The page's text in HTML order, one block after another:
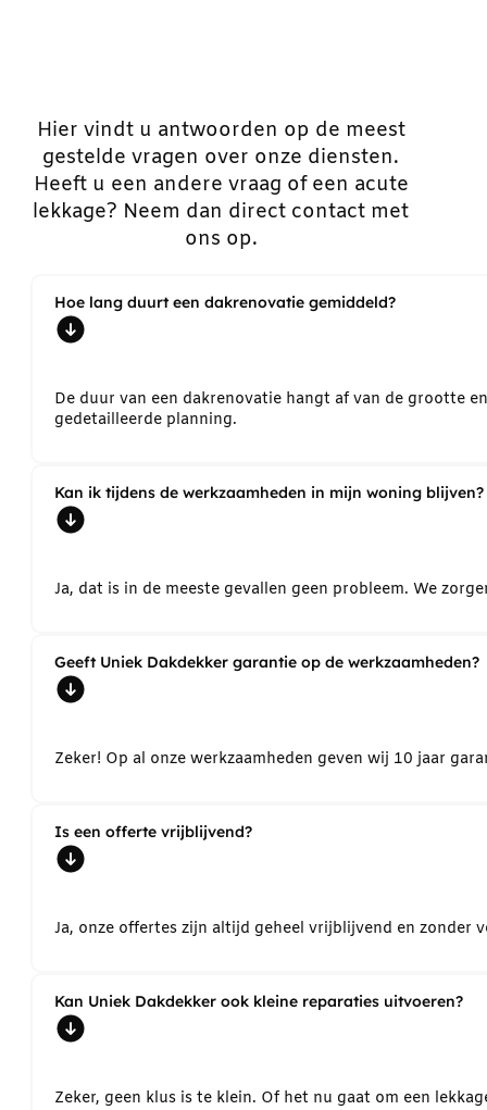
Hier vindt u antwoorden op de meest
gestelde vragen over onze diensten.
Heeft u een andere vraag of een acute
lekkage? Neem dan direct contact met
ons op.
Hoe lang duurt een dakrenovatie gemiddeld?
De duur van een dakrenovatie hangt af van de grootte
gedetailleerde planning.
Kan ik tijdens de werkzaamheden in mijn woning blijven?
Ja, dat is in de meeste gevallen geen probleem. We
Geeft Uniek Dakdekker garantie op de werkzaamheden?
Zeker! Op al onze werkzaamheden geven wij 10 jaar
Is een offerte vrijblijvend?
Ja, onze offertes zijn altijd geheel vrijblijvend en
Kan Uniek Dakdekker ook kleine reparaties uitvoeren?
Zeker, geen klus is te klein. Of het nu gaat om een